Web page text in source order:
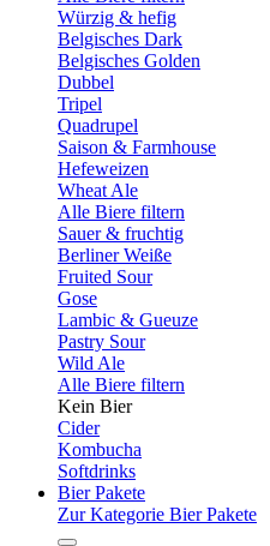
Würzig & hefig
Belgisches Dark
Belgisches Golden
Dubbel
Tripel
Quadrupel
Saison & Farmhouse
Hefeweizen
Wheat Ale
Alle Biere filtern
Sauer & fruchtig
Berliner Weiße
Fruited Sour
Gose
Lambic & Gueuze
Pastry Sour
Wild Ale
Alle Biere filtern
Kein Bier
Cider
Kombucha
Softdrinks
Bier Pakete
Zur Kategorie Bier Pakete